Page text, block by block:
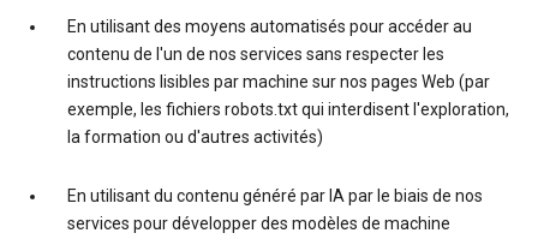
En utilisant des moyens automatisés pour accéder au
contenu de l'un de nos services sans respecter les
instructions lisibles par machine sur nos pages Web (par
exemple, les fichiers robots.txt qui interdisent l'exploration,
la formation ou d'autres activités)
En utilisant du contenu généré par IA par le biais de nos
services pour développer des modèles de machine